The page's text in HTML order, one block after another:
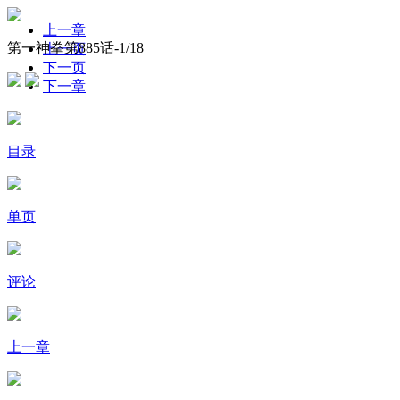
第一神拳第885话-1/18
上一章
上一页
下一页
下一章
目录
单页
评论
上一章